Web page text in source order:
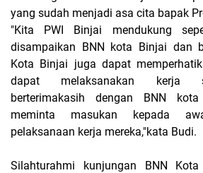
yang sudah menjadi asa cita bapak
"Kita PWI Binjai mendukung
disampaikan BNN kota Binjai dan
Kota Binjai juga dapat
dapat melaksanakan kerja
berterimakasih dengan BNN
meminta masukan kepada
pelaksanaan kerja mereka,"kata Budi.
Silahturahmi kunjungan BNN